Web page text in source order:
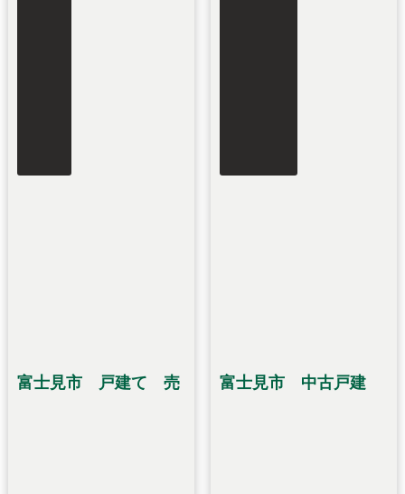
富士見市 戸建て 売 富士見市 中古戸建